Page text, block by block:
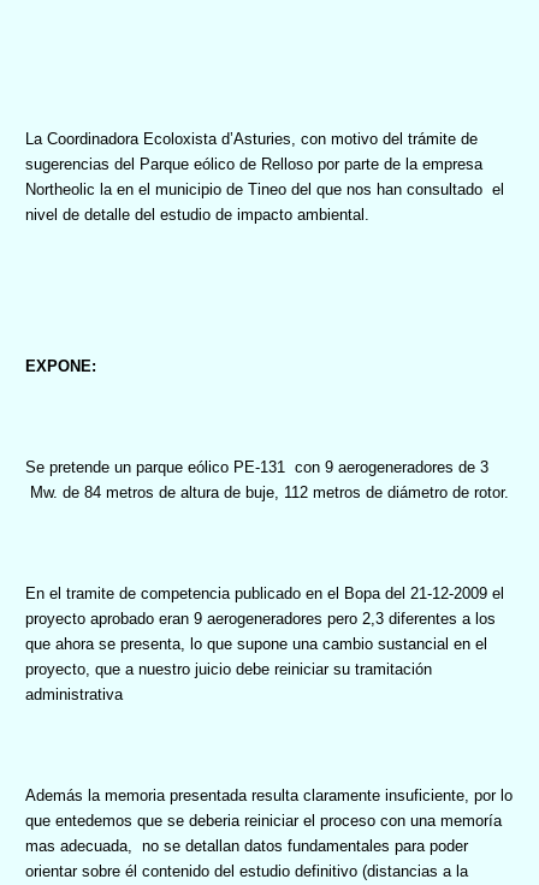
La Coordinadora Ecoloxista d’Asturies, con motivo del trámite de
sugerencias del Parque eólico de Relloso por parte de la empresa
Northeolic la en el municipio de Tineo del que nos han consultado el
nivel de detalle del estudio de impacto ambiental.
EXPONE:
Se pretende un parque eólico PE-131
con 9 aerogeneradores de 3
Mw. de 84 metros de altura de buje, 112 metros de diámetro de rotor.
En el tramite de competencia publicado en el Bopa del 21-12-2009 el
proyecto aprobado eran 9 aerogeneradores pero 2,3 diferentes a los
que ahora se presenta, lo que supone una cambio sustancial en el
proyecto, que a nuestro juicio debe reiniciar su tramitación
administrativa
Además la memoria presentada resulta claramente insuficiente, por lo
que entedemos que se deberia reiniciar el proceso con una memoría
mas adecuada,
no se detallan datos fundamentales para poder
orientar sobre él contenido del estudio definitivo (distancias a la